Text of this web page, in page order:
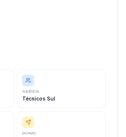
AUDIÊNCIA
Técnicos Sul
DISPARO